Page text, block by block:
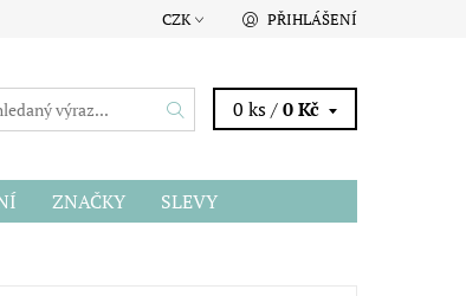
CZK PŘIHLÁŠENÍ
0 ks /0 Kč
ZNAČKY
SLEVY